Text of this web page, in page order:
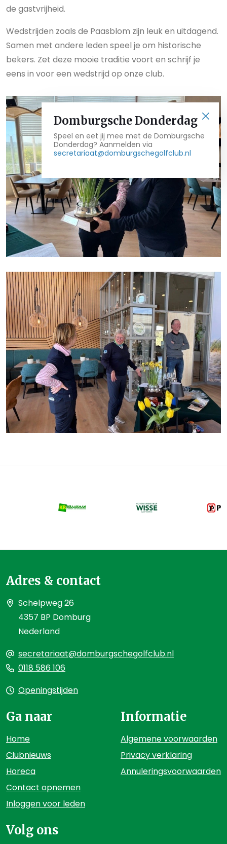
Domburgsche Donderdag
Speel en eet jij mee met de Domburgsche
Donderdag? Aanmelden via
secretariaat@domburgschegolfclub.nl
de gastvrijheid.
Wedstrijden zoals de Paasblom zijn leuk en uitdagend.
Samen met andere leden speel je om historische
bekers. Zet deze mooie traditie voort en schrijf je
eens in voor een wedstrijd op onze club.
Adres & contact
Schelpweg 26
4357 BP Domburg
Nederland
secretariaat@domburgschegolfclub.nl
0118 586 106
Openingstijden
Ga naar
Home
Clubnieuws
Horeca
Contact opnemen
Inloggen voor leden
Informatie
Algemene voorwaarden
Privacy verklaring
Annuleringsvoorwaarden
Volg ons